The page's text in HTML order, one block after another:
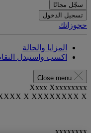
سجّل مجانًا
تسجيل الدخول
حجوزاتك
المزايا والحالة
اكسب واستبدل
Close menu
Xxxx Xxxxxxxxx
X XXXXXXXX X